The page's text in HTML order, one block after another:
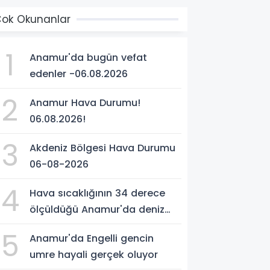
Okunanlar
1
Anamur'da bugün vefat
edenler -06.08.2026
2
Anamur Hava Durumu!
06.08.2026!
3
Akdeniz Bölgesi Hava Durumu
06-08-2026
4
Hava sıcaklığının 34 derece
ölçüldüğü Anamur'da deniz
gördü
5
Anamur'da Engelli gencin
umre hayali gerçek oluyor